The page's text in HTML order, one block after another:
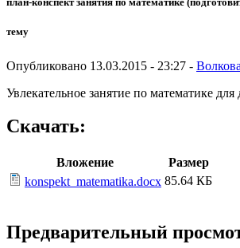
тему
Опубликовано 13.03.2015 - 23:27 -
Увлекательное занятие по математике для
Скачать:
Вложение
Размер
konspekt_matematika.docx 85.64 КБ
Предварительный